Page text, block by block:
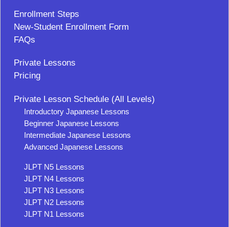
Enrollment Steps
New-Student Enrollment Form
FAQs
Private Lessons
Pricing
Private Lesson Schedule (All Levels)
Introductory Japanese Lessons
Beginner Japanese Lessons
Intermediate Japanese Lessons
Advanced Japanese Lessons
JLPT N5 Lessons
JLPT N4 Lessons
JLPT N3 Lessons
JLPT N2 Lessons
JLPT N1 Lessons